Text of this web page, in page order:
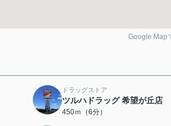
Google Map
ドラッグストア
ツルハドラッグ 希望が丘店
450ｍ（6分）